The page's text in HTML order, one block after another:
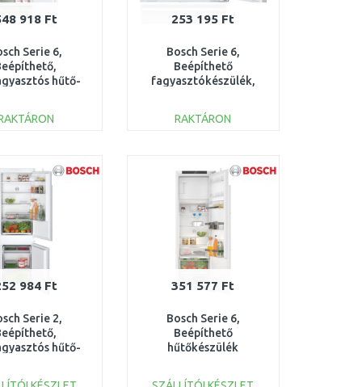
918 Ft
Serie 6,
hűtő-
Összehasonlítás
253 195 Ft
Bosch Serie 6,
Beépíthető
fagyasztókészülék,
zsanérral GUN21ADE0
RAKTÁRON
Összehasonlítás
984 Ft
Serie 2,
hűtő-
KIV865SE0
351 577 Ft
Bosch Serie 6,
Beépíthető
hűtőkészülék
177.5 x 56 cm,